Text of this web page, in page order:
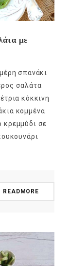
με
σπανάκι
σαλάτα
κόκκινη
κομμένα
κρεμμύδι σε
READMORE